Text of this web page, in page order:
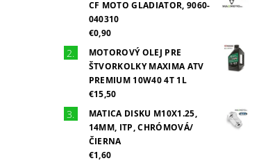
CF MOTO GLADIATOR, 9060-
040310
€0,90
MOTOROVÝ OLEJ PRE
ŠTVORKOLKY MAXIMA ATV
PREMIUM 10W40 4T 1L
€15,50
MATICA DISKU M10X1.25,
14MM, ITP, CHRÓMOVÁ/
ČIERNA
€1,60